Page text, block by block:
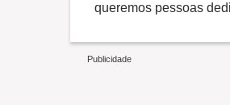
queremos pessoas